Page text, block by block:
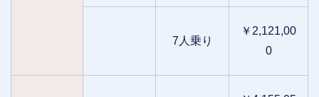
7人乗り
￥2,121,00
0